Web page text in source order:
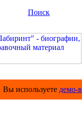
Поиск
Вы используете демо-